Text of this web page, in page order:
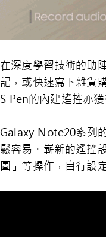
在深度學習技術的助
記，或快速寫下雜貨
S Pen的內建遙控亦
Galaxy Note20系列
鬆容易。嶄新的遙控
圖」等操作，自行設